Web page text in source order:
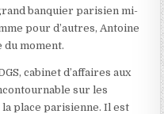
banquier parisien mi-
pour d’autres, Antoine
du moment.
cabinet d’affaires aux
sur les
place parisienne. Il est